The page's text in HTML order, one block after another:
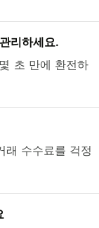
리하세요.
초 만에 환전하
래 수수료를 걱정